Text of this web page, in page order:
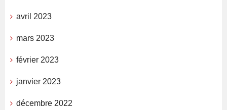
avril 2023
mars 2023
février 2023
janvier 2023
décembre 2022